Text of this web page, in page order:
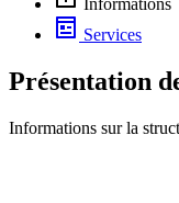
Informations
Services
Présentation
Informations sur la